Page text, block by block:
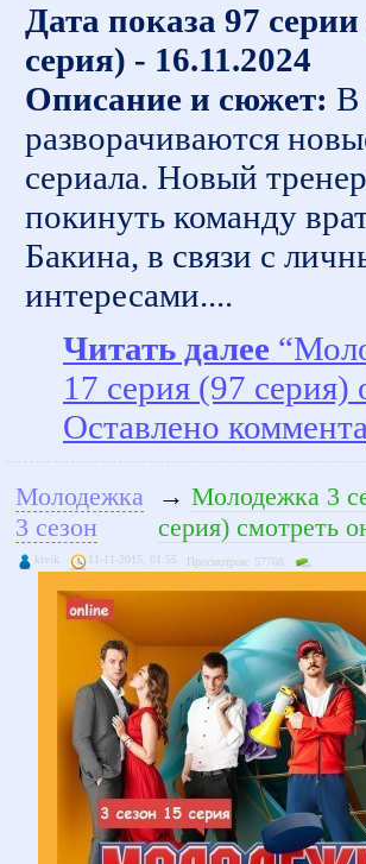
Дата показа 97 серии
серия) - 16.11.2024
Описание и сюжет: В
разворачиваются
сериала. Новый
покинуть команду
Бакина, в связи с
интересами....
Читать далее
17 серия (97 серия)
Оставлено
Молодежка
3 сезон
→ Молодежка 3
серия) смотреть
kivik 11-11-2015, 01:55 Просмотров: 57708